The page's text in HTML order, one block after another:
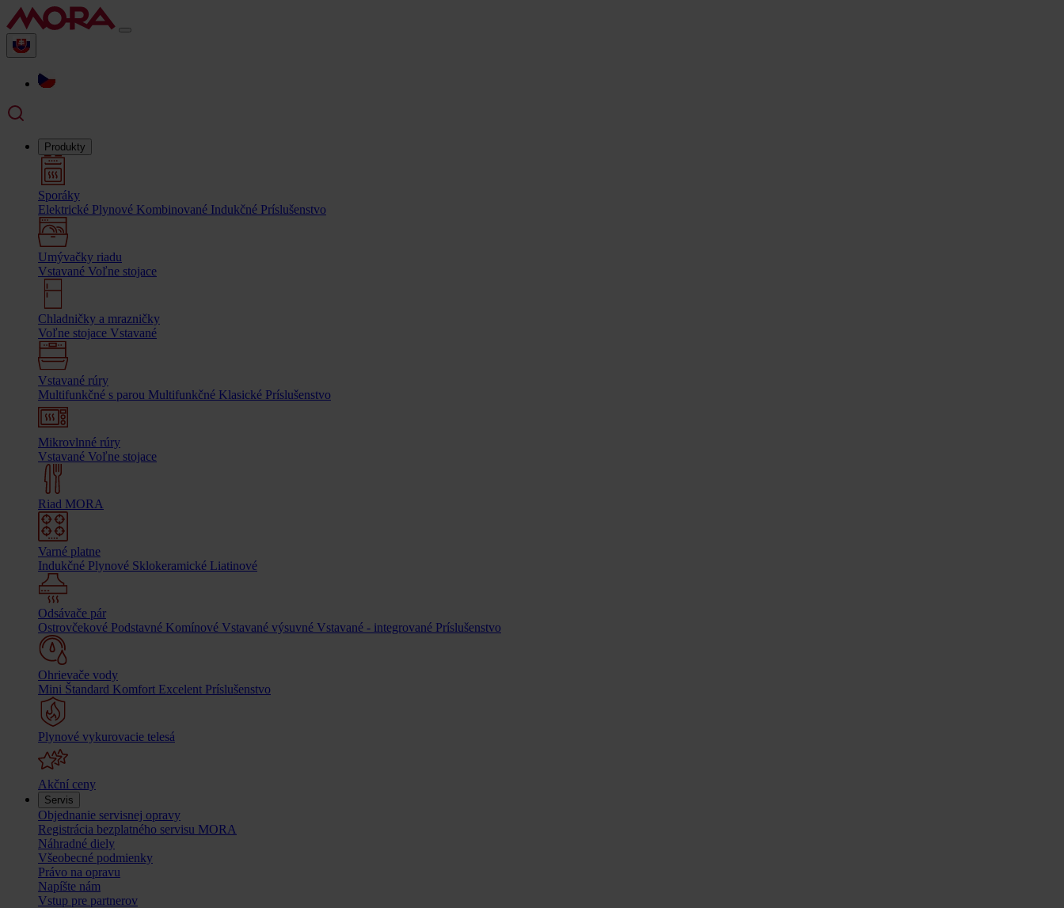
Produkty
Sporáky
Elektrické Plynové Kombinované Indukčné Príslušenstvo
Umývačky riadu
Vstavané Voľne stojace
Chladničky a mrazničky
Voľne stojace Vstavané
Vstavané rúry
Multifunkčné s parou Multifunkčné Klasické Príslušenstvo
Mikrovlnné rúry
Vstavané Voľne stojace
Riad MORA
Varné platne
Indukčné Plynové Sklokeramické Liatinové
Odsávače pár
Ostrovčekové Podstavné Komínové Vstavané výsuvné Vstavané - integrované Príslušenstvo
Ohrievače vody
Mini Štandard Komfort Excelent Príslušenstvo
Plynové vykurovacie telesá
Akční ceny
Servis
Objednanie servisnej opravy
Registrácia bezplatného servisu MORA
Náhradné diely
Všeobecné podmienky
Právo na opravu
Napíšte nám
Vstup pre partnerov